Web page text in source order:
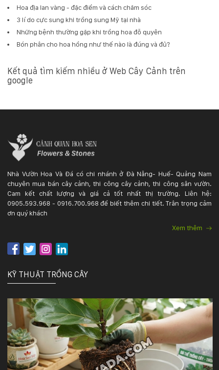
Hoa địa lan vàng - đặc điểm và cách chăm sóc
3 lí do cực sung khi trồng sung Mỹ tại nhà
Những bệnh thường gặp khi trồng hoa đỗ quyên
Bón phân cho hoa hồng như thế nào là đúng và đủ?
Kết quả tìm kiếm nhiều ở Web Cây Cảnh trên
google
Nhà Vườn Hoa Và Đá có chi nhánh ở Đà Nẵng- Huế- Quảng Nam
chuyên mua bán cây cảnh, thi công cây cảnh, thi công sân vườn.
Cam kết chất lượng và giá cả tốt nhất thị trường. Liên hệ:
0905.593.968 - 0916.700.968 để biết thêm chi tiết. Trân trọng cảm
ơn quý khách
Xem thêm
KỸ THUẬT TRỒNG CÂY